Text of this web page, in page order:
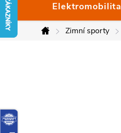
Elektromobilita
DomůZimní sporty